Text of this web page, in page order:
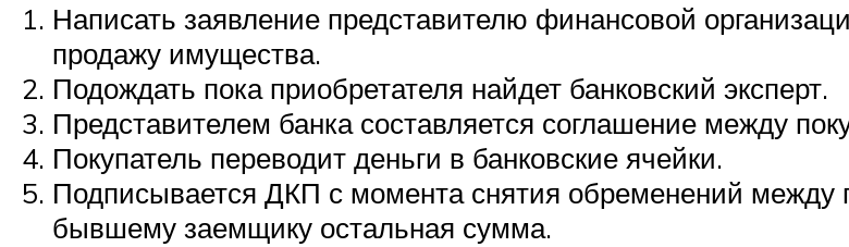
Написать заявление представителю финансовой
продажу имущества.
Подождать пока приобретателя найдет банковский эксперт.
Представителем банка составляется соглашение между
Покупатель переводит деньги в банковские ячейки.
Подписывается ДКП с момента снятия обременений между
бывшему заемщику остальная сумма.